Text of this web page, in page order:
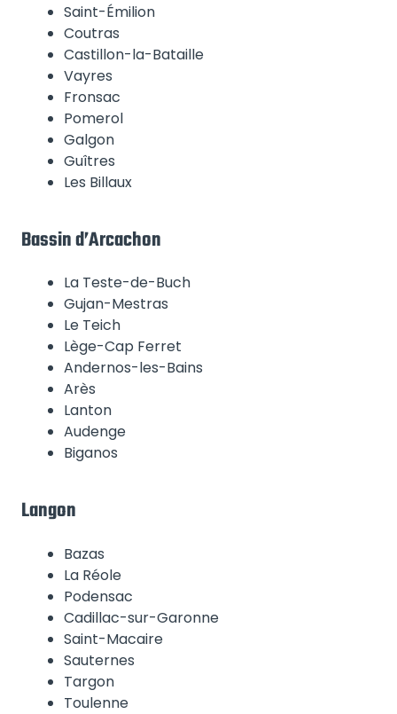
Saint-Émilion
Coutras
Castillon-la-Bataille
Vayres
Fronsac
Pomerol
Galgon
Guîtres
Les Billaux
Bassin d’Arcachon
La Teste-de-Buch
Gujan-Mestras
Le Teich
Lège-Cap Ferret
Andernos-les-Bains
Arès
Lanton
Audenge
Biganos
Langon
Bazas
La Réole
Podensac
Cadillac-sur-Garonne
Saint-Macaire
Sauternes
Targon
Toulenne